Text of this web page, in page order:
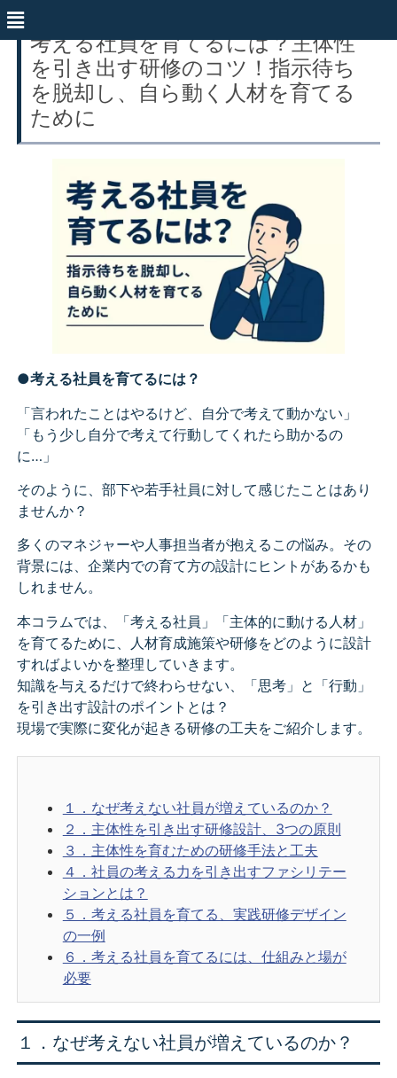
考える社員を育てるには？主体性
を引き出す研修のコツ！指示待ち
を脱却し、自ら動く人材を育てる
ために
●考える社員を育てるには？
「言われたことはやるけど、自分で考えて動かない」
「もう少し自分で考えて行動してくれたら助かるの
に…」
そのように、部下や若手社員に対して感じたことはあり
ませんか？
多くのマネジャーや人事担当者が抱えるこの悩み。その
背景には、企業内での育て方の設計にヒントがあるかも
しれません。
本コラムでは、「考える社員」「主体的に動ける人材」
を育てるために、人材育成施策や研修をどのように設計
すればよいかを整理していきます。
知識を与えるだけで終わらせない、「思考」と「行動」
を引き出す設計のポイントとは？
現場で実際に変化が起きる研修の工夫をご紹介します。
１．なぜ考えない社員が増えているのか？
２．主体性を引き出す研修設計、3つの原則
３．主体性を育むための研修手法と工夫
４．社員の考える力を引き出すファシリテー
ションとは？
５．考える社員を育てる、実践研修デザイン
の一例
６．考える社員を育てるには、仕組みと場が
必要
１．なぜ考えない社員が増えているのか？